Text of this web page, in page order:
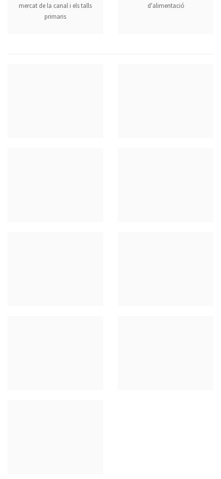
mercat de la canal i els talls
primaris
d'alimentació